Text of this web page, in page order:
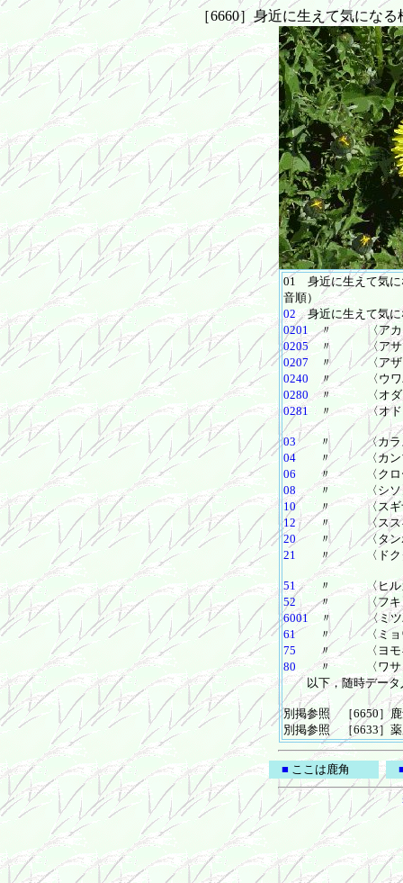
［6660］身近に生えて気にな
01 身近に生えて気
音順）
02 身近に生えて気に
0201 〃 〈アカ
0205〃 〈アサ
0207 〃 〈アザ
0240 〃 〈ウワバ
0280 〃 〈オダマ
0281〃 〈オドリ
03 〃 〈カラス
04 〃 〈カンゾ
06 〃 〈クロー
08 〃 〈シソ
10〃 〈スギ
12 〃 〈スス
20〃 〈タンポ
21 〃 〈ドクダ
51 〃 〈ヒルガ
52 〃 〈フキ
6001 〃 〈ミツ
61〃 〈ミョウ
75 〃 〈ヨモ
80 〃 〈ワサ
以下，随時データ
別掲参照 ［6650］鹿
別掲参照 ［6633］
■ ここは鹿角